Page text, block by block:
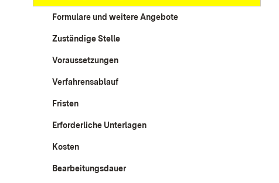
Formulare und weitere Angebote
Zuständige Stelle
Voraussetzungen
Verfahrensablauf
Fristen
Erforderliche Unterlagen
Kosten
Bearbeitungsdauer